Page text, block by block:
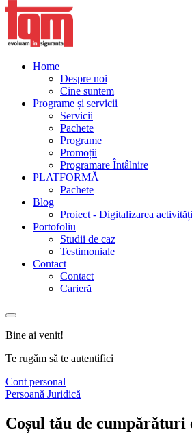
Home
Despre noi
Cine suntem
Programe și servicii
Servicii
Pachete
Programe
Promoții
Programare Întâlnire
PLATFORMĂ
Pachete
Blog
Proiect - Digitalizarea
Portofoliu
Studii de caz
Testimoniale
Contact
Contact
Carieră
Bine ai venit!
Te rugăm să te autentifici
Cont personal
Persoană Juridică
Coșul tău de cumpărături